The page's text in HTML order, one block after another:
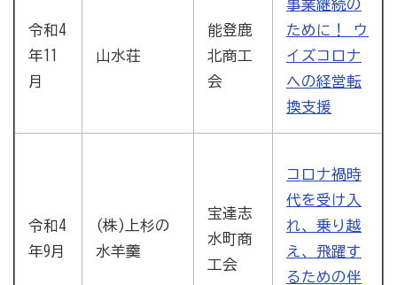
令和4
年11
月
山水荘
能登鹿
北商工
会
事業継続の
ために！ ウ
イズコロナ
への経営転
換支援
令和4
年9月
(株)上杉の
水羊羹
宝達志
水町商
工会
コロナ禍時
代を受け入
れ、乗り越
え、飛躍す
るための伴